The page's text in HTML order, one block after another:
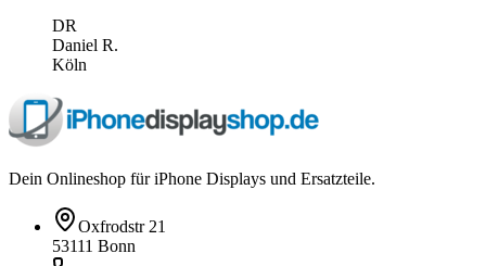
DR
Daniel R.
Köln
Dein Onlineshop für iPhone Displays und Ersatzteile.
Oxfrodstr 21
53111 Bonn